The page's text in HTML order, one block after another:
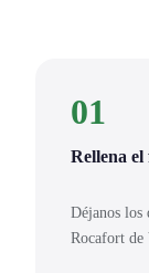
01
Rellena
Déjanos los
Rocafort de